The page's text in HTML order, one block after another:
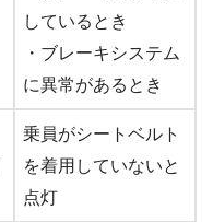
しているとき
・ブレーキシステム
に異常があるとき
乗員がシートベルト
を着用していないと
点灯